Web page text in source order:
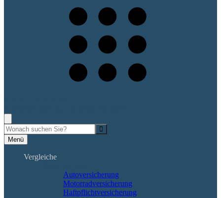
Menü
Vergleiche
Autoversicherung
Motorradversicherung
Haftpflichtversicherung